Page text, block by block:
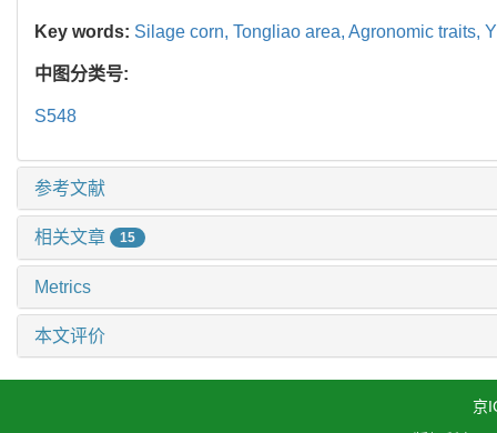
Key words: Silage corn, Tongliao area, Agronomic traits,
中图分类号:
S548
参考文献
相关文章 15
Metrics
本文评价
京